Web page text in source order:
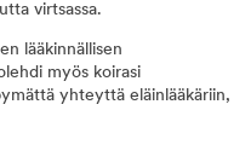
virtsassa.
lääkinnällisen
myös koirasi
yhteyttä eläinlääkäriin,